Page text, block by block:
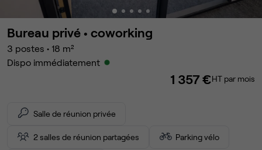
Bureau privé • coworking
3 postes • 18 m²
Dispo immédiatement
1 357 €HT par mois
Salle de réunion privée
2 salles de réunion partagées Parking vélo